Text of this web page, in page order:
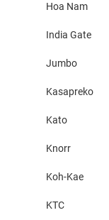
Hoa Nam
India Gate
Jumbo
Kasapreko
Kato
Knorr
Koh-Kae
KTC